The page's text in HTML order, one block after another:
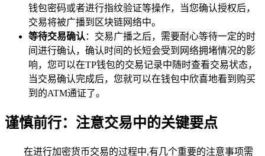
钱包密码或者进行指纹验证等操作，当您确认授权后，
交易将被广播到区块链网络中。
等待交易确认：交易广播之后，需要耐心等待一定的时
间进行确认，确认时间的长短会受到网络拥堵情况的影
响，您可以在TP钱包的交易记录中随时查看交易状态，
当交易确认完成后，您就可以在钱包中欣喜地看到购买
到的ATM通证了。
谨慎前行：注意交易中的关键要点
在进行加密货币交易的过程中,有几个重要的注意事项需